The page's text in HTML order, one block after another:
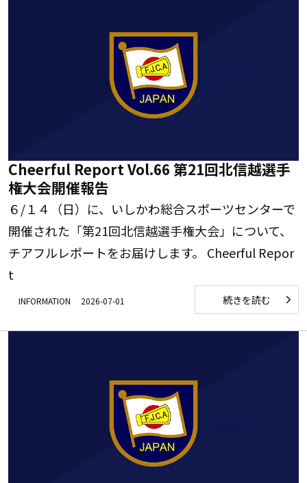
Cheerful Report Vol.66 第21回北信越選手
権大会開催報告
６/１４（日）に、いしかわ総合スポーツセンターで
開催された「第21回北信越選手権大会」について、
チアフルレポートをお届けします。 Cheerful Repor
t
INFORMATION 2026-07-01 続きを読む